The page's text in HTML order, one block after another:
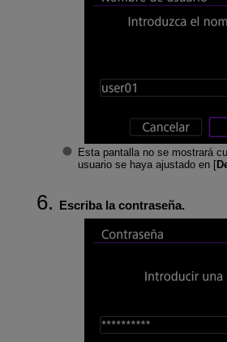
Esta pantalla no se mostrará
usuario se haya ajustado en [
Escriba la contraseña.